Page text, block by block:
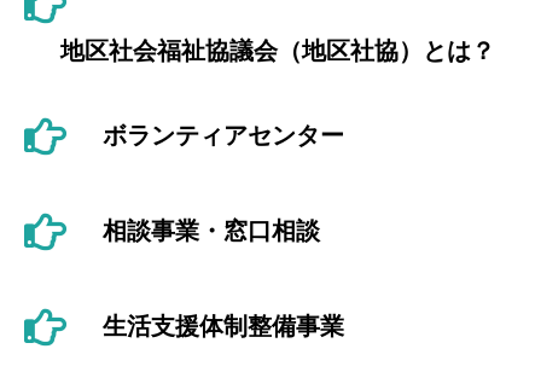
地区社会福祉協議会（地区社協）とは？
ボランティアセンター
相談事業・窓口相談
生活支援体制整備事業